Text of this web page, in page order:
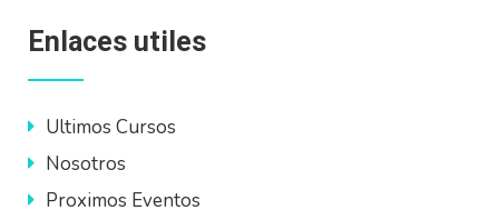
Enlaces utiles
Ultimos Cursos
Nosotros
Proximos Eventos